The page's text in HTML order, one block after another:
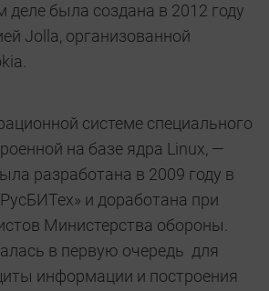
деле была создана в 2012 году
Jolla, организованной
системе специального
на базе ядра Linux, —
разработана в 2009 году в
и доработана при
Министерства обороны.
в первую очередь для
информации и построения